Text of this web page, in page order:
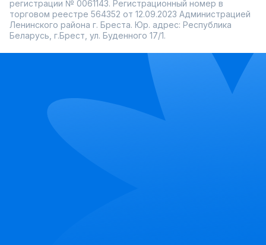
регистрации № 0061143. Регистрационный номер в
торговом реестре 564352 от 12.09.2023 Администрацией
Ленинского района г. Бреста. Юр. адрес: Республика
Беларусь, г.Брест, ул. Буденного 17/1.